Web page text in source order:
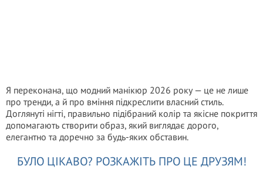
Я переконана, що модний манікюр 2026 року — це не лише
про тренди, а й про вміння підкреслити власний стиль.
Доглянуті нігті, правильно підібраний колір та якісне покриття
допомагають створити образ, який виглядає дорого,
елегантно та доречно за будь-яких обставин.
БУЛО ЦІКАВО? РОЗКАЖІТЬ ПРО ЦЕ ДРУЗЯМ!